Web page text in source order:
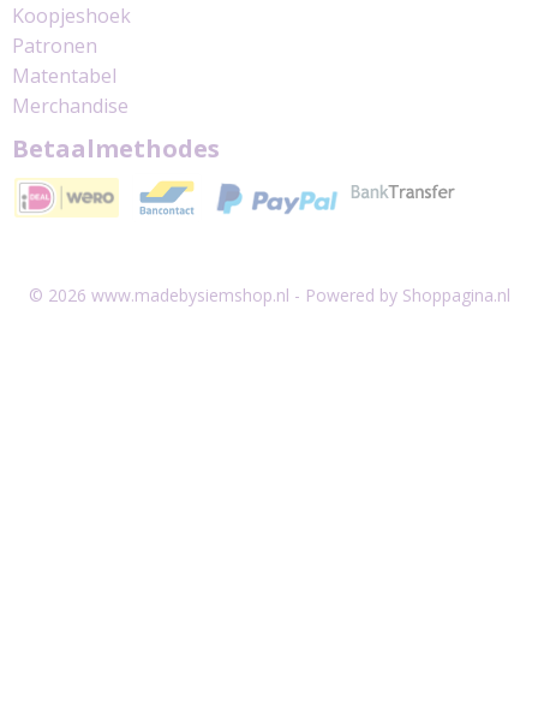
Koopjeshoek
Patronen
Matentabel
Merchandise
Betaalmethodes
© 2026 www.madebysiemshop.nl - Powered by Shoppagina.nl